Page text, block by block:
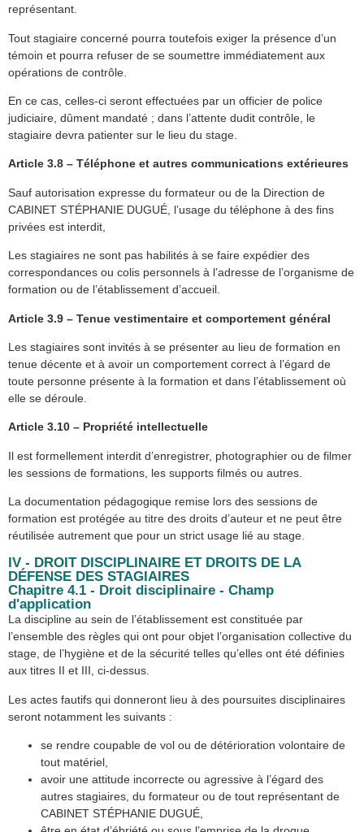
représentant.
Tout stagiaire concerné pourra toutefois exiger la présence d’un
témoin et pourra refuser de se soumettre immédiatement aux
opérations de contrôle.
En ce cas, celles-ci seront effectuées par un officier de police
judiciaire, dûment mandaté ; dans l’attente dudit contrôle, le
stagiaire devra patienter sur le lieu du stage.
Article 3.8 – Téléphone et autres communications extérieures
Sauf autorisation expresse du formateur ou de la Direction de
CABINET STÉPHANIE DUGUÉ, l’usage du téléphone à des fins
privées est interdit,
Les stagiaires ne sont pas habilités à se faire expédier des
correspondances ou colis personnels à l’adresse de l’organisme de
formation ou de l’établissement d’accueil.
Article 3.9 – Tenue vestimentaire et comportement général
Les stagiaires sont invités à se présenter au lieu de formation en
tenue décente et à avoir un comportement correct à l’égard de
toute personne présente à la formation et dans l’établissement où
elle se déroule.
Article 3.10 – Propriété intellectuelle
Il est formellement interdit d’enregistrer, photographier ou de filmer
les sessions de formations, les supports filmés ou autres.
La documentation pédagogique remise lors des sessions de
formation est protégée au titre des droits d’auteur et ne peut être
réutilisée autrement que pour un strict usage lié au stage.
IV - DROIT DISCIPLINAIRE ET DROITS DE LA
DÉFENSE DES STAGIAIRES
Chapitre 4.1 - Droit disciplinaire - Champ
d'application
La discipline au sein de l’établissement est constituée par
l’ensemble des règles qui ont pour objet l’organisation collective du
stage, de l’hygiène et de la sécurité telles qu’elles ont été définies
aux titres II et III, ci-dessus.
Les actes fautifs qui donneront lieu à des poursuites disciplinaires
seront notamment les suivants :
se rendre coupable de vol ou de détérioration volontaire de
tout matériel,
avoir une attitude incorrecte ou agressive à l’égard des
autres stagiaires, du formateur ou de tout représentant de
CABINET STÉPHANIE DUGUÉ,